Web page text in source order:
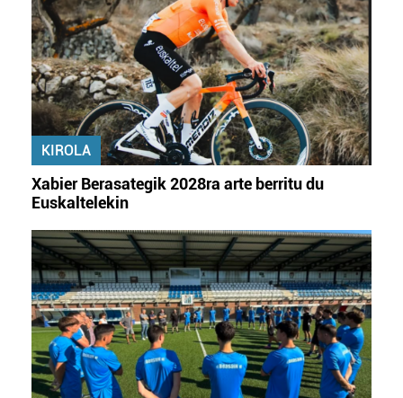
KIROLA
Xabier Berasategik 2028ra arte berritu du
Euskaltelekin